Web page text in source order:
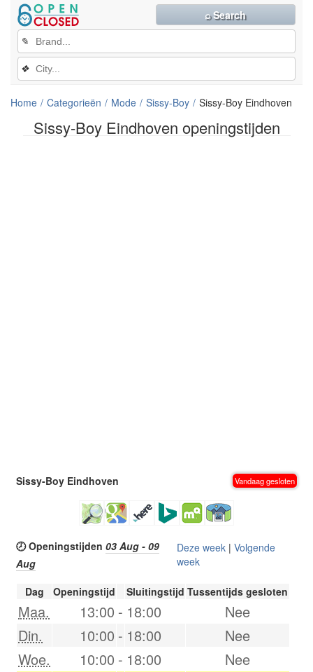
Sissy-Boy Eindhoven openingstijden
✎
❖
⌕ Search
Home Categorieën Mode Sissy-Boy Sissy-Boy Eindhoven
Sissy-Boy Eindhoven Vandaag gesloten
🕗 Openingstijden 03 Aug - 09
Aug
Deze week| Volgende
week
Dag Openingstijd Sluitingstijd Tussentijds gesloten
Maa. 13:00 - 18:00
Nee
Din.
10:00 - 18:00
Nee
Woe.
10:00 - 18:00
Nee